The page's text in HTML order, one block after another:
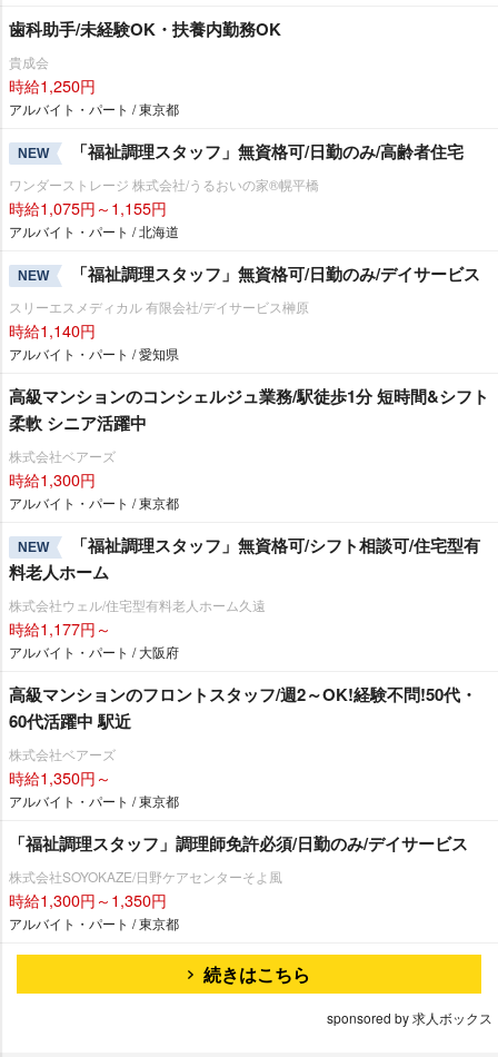
歯科助手/未経験OK・扶養内勤務OK
貴成会
時給1,250円
アルバイト・パート / 東京都
NEW 「福祉調理スタッフ」無資格可/日勤のみ/高齢者住宅
ワンダーストレージ 株式会社/うるおいの家®幌平橋
時給1,075円～1,155円
アルバイト・パート / 北海道
NEW 「福祉調理スタッフ」無資格可/日勤のみ/デイサービス
スリーエスメディカル 有限会社/デイサービス榊原
時給1,140円
アルバイト・パート / 愛知県
高級マンションのコンシェルジュ業務/駅徒歩1分 短時間&シフト
柔軟 シニア活躍中
株式会社ベアーズ
時給1,300円
アルバイト・パート / 東京都
NEW
「福祉調理スタッフ」無資格可/シフト相談可/住宅型有
料老人ホーム
株式会社ウェル/住宅型有料老人ホーム久遠
時給1,177円～
アルバイト・パート / 大阪府
高級マンションのフロントスタッフ/週2～OK!経験不問!50代・
60代活躍中 駅近
株式会社ベアーズ
時給1,350円～
アルバイト・パート / 東京都
「福祉調理スタッフ」調理師免許必須/日勤のみ/デイサービス
株式会社SOYOKAZE/日野ケアセンターそよ風
時給1,300円～1,350円
アルバイト・パート / 東京都
続きはこちら
sponsored by 求人ボックス